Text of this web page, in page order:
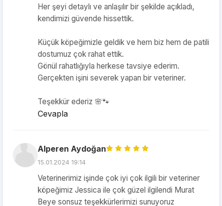
Her şeyi detaylı ve anlaşılır bir şekilde açıkladı,
kendimizi güvende hissettik.
Küçük köpeğimizle geldik ve hem biz hem de patili
dostumuz çok rahat ettik.
Gönül rahatlığıyla herkese tavsiye ederim.
Gerçekten işini severek yapan bir veteriner.
Teşekkür ederiz 🌸🐾
Cevapla
Alperen Aydoğan
15.01.2024 19:14
Veterinerimiz işinde çok iyi çok ilgili bir veteriner
köpeğimiz Jessica ile çok güzel ilgilendi Murat
Beye sonsuz teşekkürlerimizi sunuyoruz